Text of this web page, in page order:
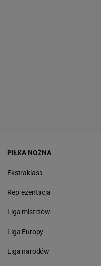
PIŁKA NOŻNA
Ekstraklasa
Reprezentacja
Liga mistrzów
Liga Europy
Liga narodów